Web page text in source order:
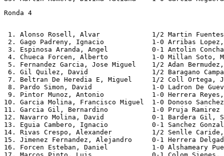
Ronda 4
1. Alonso Rosell, Alvar             1/2 Martin
2. Gago Padreny, Ignacio            1-0 Arribas Lopez,
3. Espinosa Aranda, Angel           0-1 Antolin
4. Chueca Forcen, Alberto           1-0 Millan Soto,
5. Fernandez Garcia, Jose Miguel    1/2 Adan
6. Gil Quilez, David                1/2 Baragano
7. Beltran De Heredia E, Miguel     1/2 Coll Ortega,
8. Pardo Simon, David               1-0 Ladron De
9. Pintor Munoz, Antonio            1-0 Herrera Reyes,
10. Garcia Molina, Francisco Miguel  1-0 Donoso
11. Garcia Gil, Bernardino           1-0 Pruja Ramirez
12. Navarro Molina, David            0-1 Bardera Gil,
13. Eguia Cambero, Ignacio           0-1 Sanchez
14. Rivas Crespo, Alexander          1/2 Senlle Caride,
15. Jimenez Fernandez, Alejandro     0-1 Herrera
16. Forcen Esteban, Daniel           1-0 Alshameary